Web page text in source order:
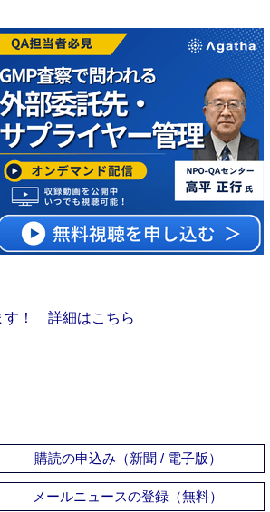
す！ 詳細はこちら
購読の申込み（新聞 / 電子版）
メールニュースの登録（無料）